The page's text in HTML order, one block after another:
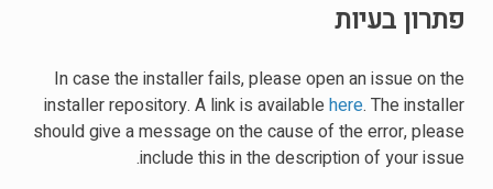
פתרון בעיות
In case the installer fails, please open an issue on the
installer repository. A link is availablehere. The installer
should give a message on the cause of the error, please
include this in the description of your issue.